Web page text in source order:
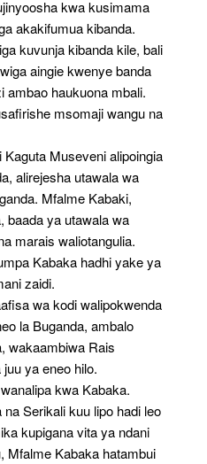
kwa kusimama
akakifumua kibanda.
kuvunja kibanda kile, bali
aingie kwenye banda
ambao haukuona mbali.
msomaji wangu na
Museveni alipoingia
alirejesha utawala wa
Mfalme Kabaki,
baada ya utawala wa
marais waliotangulia.
Kabaka hadhi yake ya
zaidi.
wa kodi walipokwenda
la Buganda, ambalo
wakaambiwa Rais
ya eneo hilo.
kwa Kabaka.
Serikali kuu lipo hadi leo
kupigana vita ya ndani
Mfalme Kabaka hatambui